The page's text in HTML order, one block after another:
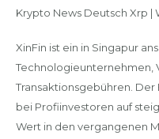
Krypto News Deutsch Xrp
XinFin ist ein in Singapur
Technologieunternehmen,
Transaktionsgebühren.
bei Profiinvestoren auf
Wert in den vergangenen